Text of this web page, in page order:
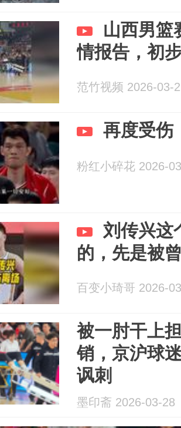
山西男篮
情报告，初
范竹视频 2026-03-
再度受伤
粉红小碎花 2026-
刘传兴这
的，先是被
百变小琦哥 2026-
被一肘干上
销，京沪球
讽刺
墨印斋 2026-03-28